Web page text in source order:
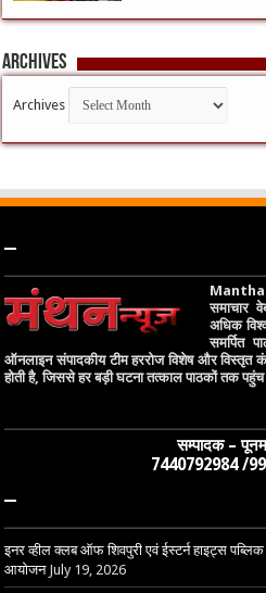
Archives
Archives
–
समाचार
अधिक
समर्पित
ऑनलाइन संपादकीय टीम हररोज विशेष और विस्तृत
होती है, जिससे हर बड़ी घटना तत्काल पाठकों तक
सम्पादक – पूनम
7440792984 /
–
इनर व्हील क्लब ऑफ शिवपुरी एवं ईस्टर्न हाइट्स
आयोजन July 19, 2026